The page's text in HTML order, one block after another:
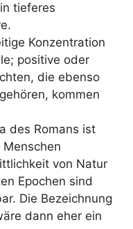
tieferes
Konzentration
positive oder
die ebenso
kommen
des Romans ist
von Natur
Epochen sind
Die Bezeichnung
dann eher ein